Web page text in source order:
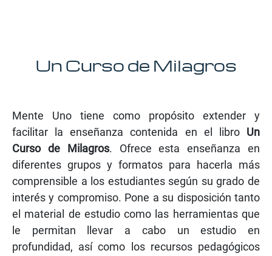
Un Curso de Milagros
Mente Uno tiene como propósito extender y
facilitar la enseñanza contenida en el libro Un
Curso de Milagros. Ofrece esta enseñanza en
diferentes grupos y formatos para hacerla más
comprensible a los estudiantes según su grado de
interés y compromiso. Pone a su disposición tanto
el material de estudio como las herramientas que
le permitan llevar a cabo un estudio en
profundidad, así como los recursos pedagógicos